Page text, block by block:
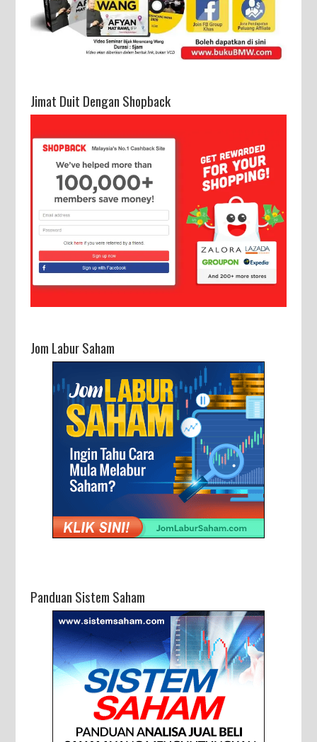
Jimat Duit Dengan Shopback
Jom Labur Saham
Panduan Sistem Saham